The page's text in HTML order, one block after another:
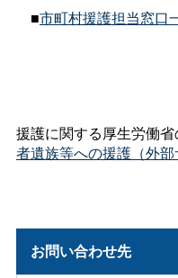
■市町村援護担当窓口
援護に関する厚生労働
者遺族等への援護（外部
お問い合わせ先